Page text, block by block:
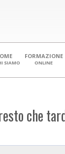
SIAMO
FORMAZIONE
ONLINE
che